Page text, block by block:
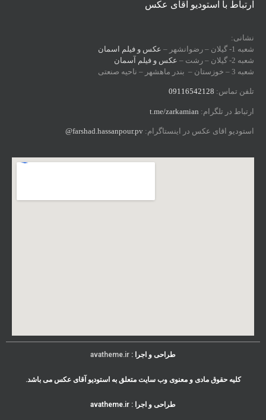
ارتباط با استودیو اقای عکس
نشانی:
شعبه 1- گیلان – رضوانشهر –
عکس و فیلم اسمان
شعبه 2- گیلان – رشت –
عکس و فیلم آسمان
شعبه 3 – خوزستان – بندر ماهشهر – ناحیه صنعتی
تلفن تماس: 09116542128
ارتباط در تلگرام: t.me/zarkamian
استودیو اقای عکس در اینستاگرام: farshad.hassanpour.pv@
طراحی و اجرا : avatheme.ir
کلیه حقوق مادی و معنوی وب سایت متعلق بهاستودیو آقای عکس می باشد.
طراحی و اجرا : avatheme.ir